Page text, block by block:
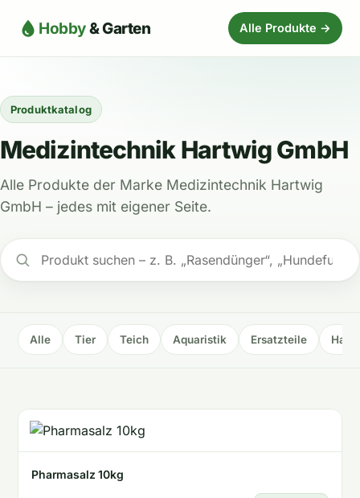
Hobby& Garten Alle Produkte →
Produktkatalog
Medizintechnik Hartwig GmbH
Alle Produkte der Marke Medizintechnik Hartwig
GmbH – jedes mit eigener Seite.
Alle Tier Teich Aquaristik Ersatzteile
Pharmasalz 10kg